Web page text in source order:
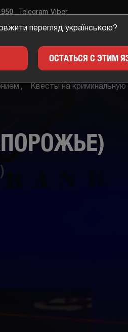
Telegram Viber
ПОДАРКИ
Квесты на криминальную
перегляд українською?
ОСТАТЬСЯ С ЭТИМ